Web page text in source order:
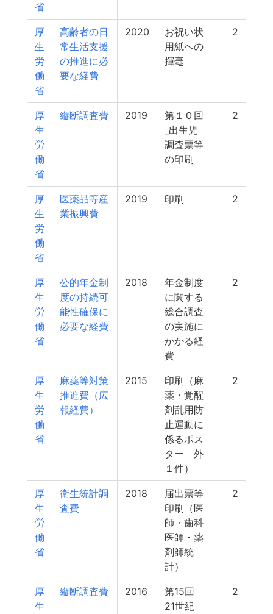
省
厚
生
労
働
省
高齢者の日
常生活支援
の推進に必
要な経費
2020
お祝い状
用紙への
揮毫
2
厚
生
労
働
省
縦断調査費 2019
第１０回
_出生児
調査票等
の印刷
2
厚
生
労
働
省
医薬品等産
業振興費
2019 印刷 2
厚
生
労
働
省
公的年金制
度の持続可
能性確保に
必要な経費
2018
年金制度
に関する
総合調査
の実施に
かかる経
費
2
厚
生
労
働
省
麻薬等対策
推進費（広
報経費）
2015
印刷（麻
薬・覚醒
剤乱用防
止運動に
係るポス
ター 外
１件）
2
厚
生
労
働
省
衛生統計調
査費
2018
届出票等
印刷（医
師・歯科
医師・薬
剤師統
計）
2
厚
生
縦断調査費 2016
第15回
21世紀
2